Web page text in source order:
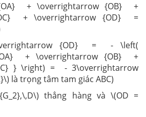
+ \overrightarrow {OB} +
+ \overrightarrow {OD} =
{OD} = - \left(
+ \overrightarrow {OB} +
} \right) = - 3\overrightarrow
là trọng tâm tam giác ABC)
thẳng hàng và \(OD =